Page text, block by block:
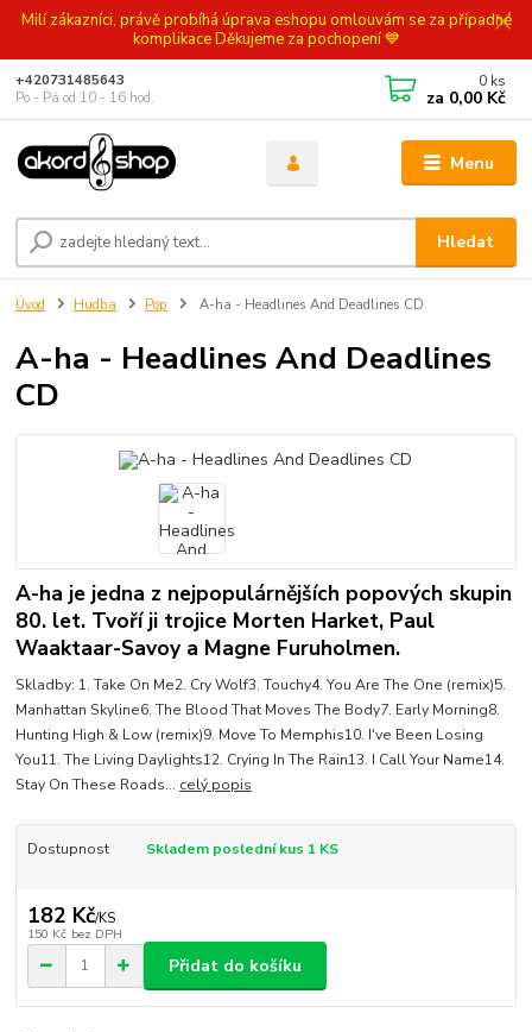
Milí zákazníci, právě probíhá úprava eshopu omlouvám se za případné
komplikace Děkujeme za pochopení 💙
Menu
Hledat
+420731485643
Po - Pá od 10 - 16 hod.
0 ks
za 0,00 Kč
Úvod Hudba Pop A-ha - Headlines And Deadlines CD
A-ha - Headlines And Deadlines
CD
A-ha je jedna z nejpopulárnějších popových skupin
80. let. Tvoří ji trojice Morten Harket, Paul
Waaktaar-Savoy a Magne Furuholmen.
Skladby: 1. Take On Me2. Cry Wolf3. Touchy4. You Are The One (remix)5.
Manhattan Skyline6. The Blood That Moves The Body7. Early Morning8.
Hunting High & Low (remix)9. Move To Memphis10. I've Been Losing
You11. The Living Daylights12. Crying In The Rain13. I Call Your Name14.
Stay On These Roads... celý popis
Dostupnost Skladem poslední kus 1 KS
182 Kč/KS
150 Kč bez DPH
Přidat do košíku